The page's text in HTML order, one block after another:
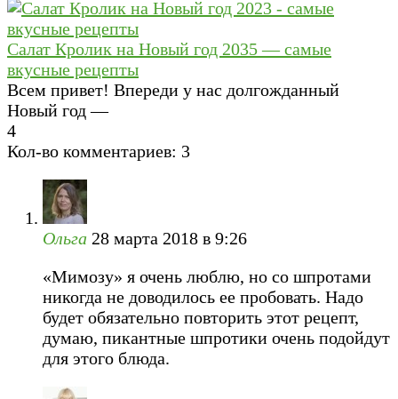
Салат Кролик на Новый год 2035 — самые
вкусные рецепты
Всем привет! Впереди у нас долгожданный
Новый год —
4
Кол-во комментариев: 3
Ольга 28 марта 2018 в 9:26
«Мимозу» я очень люблю, но со шпротами
никогда не доводилось ее пробовать. Надо
будет обязательно повторить этот рецепт,
думаю, пикантные шпротики очень подойдут
для этого блюда.